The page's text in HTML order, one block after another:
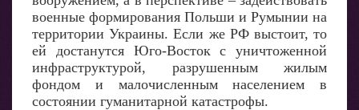
военные формирования Польши и Румынии на
территории Украины. Если же РФ выстоит, то
ей достанутся Юго-Восток с уничтоженной
инфраструктурой, разрушенным жилым
фондом и малочисленным населением в
состоянии гуманитарной катастрофы.